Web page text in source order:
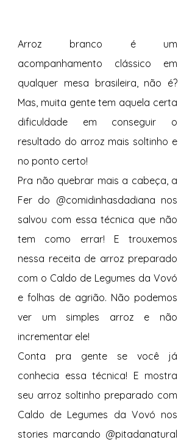
Arroz branco é um
acompanhamento clássico em
qualquer mesa brasileira, não é?
Mas, muita gente tem aquela certa
dificuldade em conseguir o
resultado do arroz mais soltinho e
no ponto certo!
Pra não quebrar mais a cabeça, a
Fer do @comidinhasdadiana nos
salvou com essa técnica que não
tem como errar! E trouxemos
nessa receita de arroz preparado
com o Caldo de Legumes da Vovó
e folhas de agrião. Não podemos
ver um simples arroz e não
incrementar ele!
Conta pra gente se você já
conhecia essa técnica! E mostra
seu arroz soltinho preparado com
Caldo de Legumes da Vovó nos
stories marcando @pitadanatural